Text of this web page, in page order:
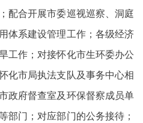
配合开展市委巡视巡察、洞庭
体系建设管理工作；各级经济
工作；对接怀化市生环委办公
化市局执法支队及事务中心相
政府督查室及环保督察成员单
部门；对应部门的公务接待；